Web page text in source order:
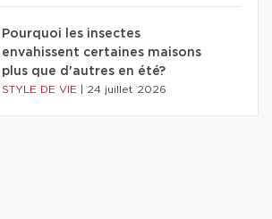
Pourquoi les insectes
envahissent certaines maisons
plus que d'autres en été?
STYLE DE VIE 24 juillet 2026